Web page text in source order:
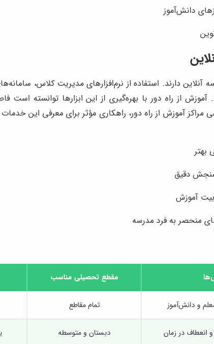
دانش‌آموز
دارند. استفاده از نرم‌افزارهای مدیریت کلاس،
آموزش از راه دور با بهره‌گیری از این ابزارها توانسته
مراکز آموزش از راه دور، راهکاری مؤثر برای معرفی این
بهتر
سنجش دقیق
آموزش
منحصر به فرد مدرسه
مقطع تحصیلی مناسب
و دانش‌آموز تمام مقاطع
و انعطاف در زمان دبستان و متوسطه